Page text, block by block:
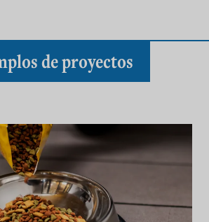
de proyectos